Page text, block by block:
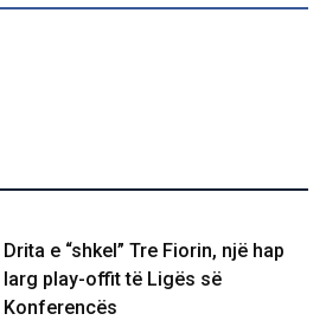
Drita e “shkel” Tre Fiorin, një hap
larg play-offit të Ligës së
Konferencës